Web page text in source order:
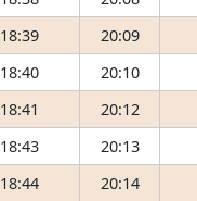
18:39 20:09
18:40 20:10
18:41 20:12
18:43 20:13
18:44 20:14